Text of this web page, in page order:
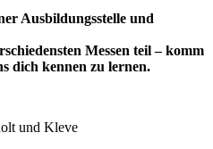
Ausbildungsstelle und
Messen teil – komm
dich kennen zu lernen.
und Kleve